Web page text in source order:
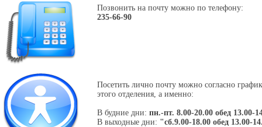
Позвонить на почту можно по телефону:
235-66-90
Посетить лично почту можно согласно
этого отделения, а именно:
В будние дни: пн.-пт. 8.00-20.00 обед 13.00-
В выходные дни: "сб.9.00-18.00 обед 13.00-